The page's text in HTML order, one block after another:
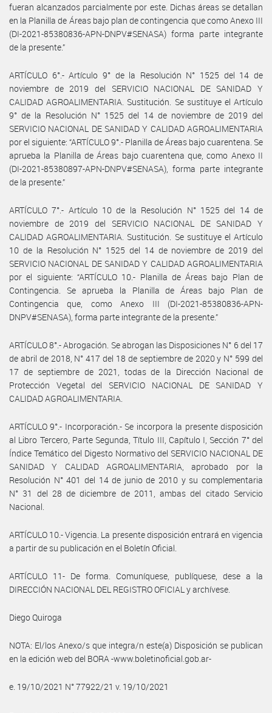
fueran alcanzados parcialmente por este. Dichas áreas se detallan
en la Planilla de Áreas bajo plan de contingencia que como Anexo III
(DI-2021-85380836-APN-DNPV#SENASA) forma parte integrante
de la presente.”
ARTÍCULO 6°.- Artículo 9° de la Resolución N° 1525 del 14 de
noviembre de 2019 del SERVICIO NACIONAL DE SANIDAD Y
CALIDAD AGROALIMENTARIA. Sustitución. Se sustituye el Artículo
9° de la Resolución N° 1525 del 14 de noviembre de 2019 del
SERVICIO NACIONAL DE SANIDAD Y CALIDAD AGROALIMENTARIA
por el siguiente: “ARTÍCULO 9°.- Planilla de Áreas bajo cuarentena. Se
aprueba la Planilla de Áreas bajo cuarentena que, como Anexo II
(DI-2021-85380897-APN-DNPV#SENASA), forma parte integrante
de la presente.”
ARTÍCULO 7°.- Artículo 10 de la Resolución N° 1525 del 14 de
noviembre de 2019 del SERVICIO NACIONAL DE SANIDAD Y
CALIDAD AGROALIMENTARIA. Sustitución. Se sustituye el Artículo
10 de la Resolución N° 1525 del 14 de noviembre de 2019 del
SERVICIO NACIONAL DE SANIDAD Y CALIDAD AGROALIMENTARIA
por el siguiente: “ARTÍCULO 10.- Planilla de Áreas bajo Plan de
Contingencia. Se aprueba la Planilla de Áreas bajo Plan de
Contingencia que, como Anexo III (DI-2021-85380836-APN-
DNPV#SENASA), forma parte integrante de la presente.”
ARTÍCULO 8°.- Abrogación. Se abrogan las Disposiciones N° 6 del 17
de abril de 2018, N° 417 del 18 de septiembre de 2020 y N° 599 del
17 de septiembre de 2021, todas de la Dirección Nacional de
Protección Vegetal del SERVICIO NACIONAL DE SANIDAD Y
CALIDAD AGROALIMENTARIA.
ARTÍCULO 9°.- Incorporación.- Se incorpora la presente disposición
al Libro Tercero, Parte Segunda, Título III, Capítulo I, Sección 7° del
Índice Temático del Digesto Normativo del SERVICIO NACIONAL DE
SANIDAD Y CALIDAD AGROALIMENTARIA, aprobado por la
Resolución N° 401 del 14 de junio de 2010 y su complementaria
N° 31 del 28 de diciembre de 2011, ambas del citado Servicio
Nacional.
ARTÍCULO 10.- Vigencia. La presente disposición entrará en vigencia
a partir de su publicación en el Boletín Oficial.
ARTÍCULO 11- De forma. Comuníquese, publíquese, dese a la
DIRECCIÓN NACIONAL DEL REGISTRO OFICIAL y archívese.
Diego Quiroga
NOTA: El/los Anexo/s que integra/n este(a) Disposición se publican
en la edición web del BORA -www.boletinoficial.gob.ar-
e. 19/10/2021 N° 77922/21 v. 19/10/2021